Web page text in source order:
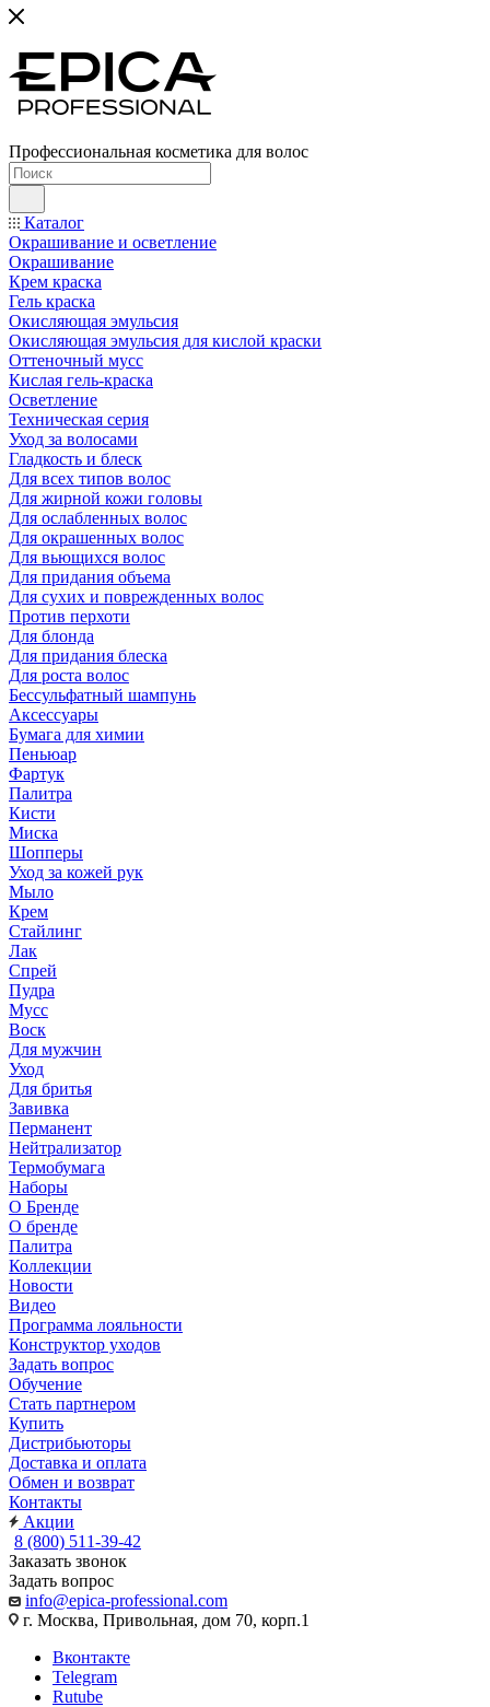
Профессиональная косметика для волос
Каталог
Окрашивание и осветление
Окрашивание
Крем краска
Гель краска
Окисляющая эмульсия
Окисляющая эмульсия для кислой краски
Оттеночный мусс
Кислая гель-краска
Осветление
Техническая серия
Уход за волосами
Гладкость и блеск
Для всех типов волос
Для жирной кожи головы
Для ослабленных волос
Для окрашенных волос
Для вьющихся волос
Для придания объема
Для сухих и поврежденных волос
Против перхоти
Для блонда
Для придания блеска
Для роста волос
Бессульфатный шампунь
Аксессуары
Бумага для химии
Пеньюар
Фартук
Палитра
Кисти
Миска
Шопперы
Уход за кожей рук
Мыло
Крем
Стайлинг
Лак
Спрей
Пудра
Мусс
Воск
Для мужчин
Уход
Для бритья
Завивка
Перманент
Нейтрализатор
Термобумага
Наборы
О Бренде
О бренде
Палитра
Коллекции
Новости
Видео
Программа лояльности
Конструктор уходов
Задать вопрос
Обучение
Стать партнером
Купить
Дистрибьюторы
Доставка и оплата
Обмен и возврат
Контакты
Акции
8 (800) 511-39-42
Заказать звонок
Задать вопрос
info@epica-professional.com
г. Москва, Привольная, дом 70, корп.1
Вконтакте
Telegram
Rutube